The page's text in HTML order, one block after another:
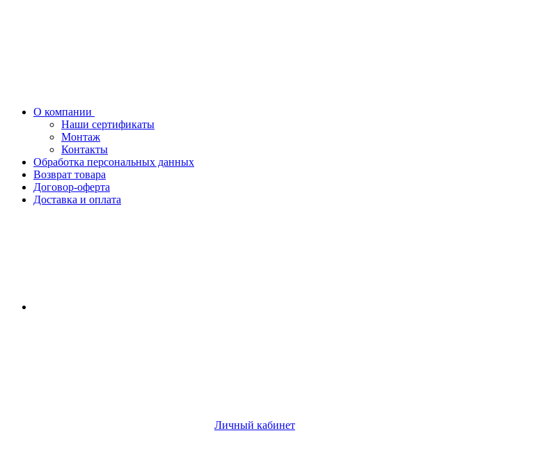
О компании
Наши сертификаты
Монтаж
Контакты
Обработка персональных данных
Возврат товара
Договор-оферта
Доставка и оплата
Личный кабинет